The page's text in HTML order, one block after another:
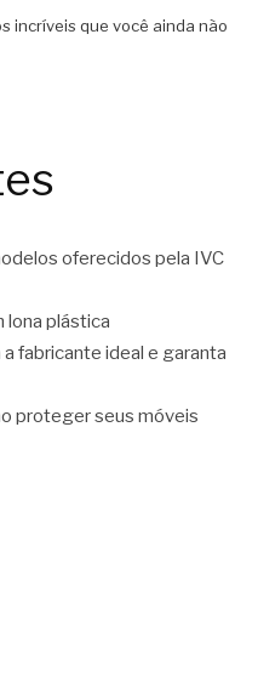
incríveis que você ainda não
oferecidos pela IVC
lona plástica
fabricante ideal e garanta
proteger seus móveis